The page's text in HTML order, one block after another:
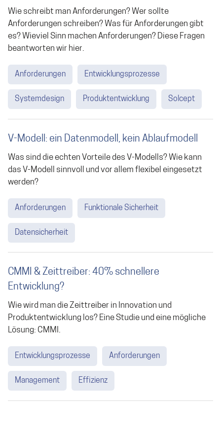
Wie schreibt man Anforderungen? Wer sollte
Anforderungen schreiben? Was für Anforderungen gibt
es? Wieviel Sinn machen Anforderungen? Diese Fragen
beantworten wir hier.
Anforderungen Entwicklungsprozesse
Systemdesign Produktentwicklung Solcept
V-Modell: ein Datenmodell, kein Ablaufmodell
Was sind die echten Vorteile des V-Modells? Wie kann
das V-Modell sinnvoll und vor allem flexibel eingesetzt
werden?
Anforderungen Funktionale Sicherheit
Datensicherheit
CMMI & Zeittreiber: 40% schnellere
Entwicklung?
Wie wird man die Zeittreiber in Innovation und
Produktentwicklung los? Eine Studie und eine mögliche
Lösung: CMMI.
Entwicklungsprozesse Anforderungen
Management Effizienz